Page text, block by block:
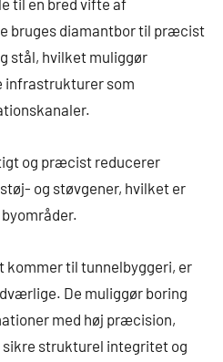
til en bred vifte af
bruges diamantbor til præcist
stål, hvilket muliggør
infrastrukturer som
og præcist reducerer
og støvgener, hvilket er
kommer til tunnelbyggeri, er
De muliggør boring
med høj præcision,
strukturel integritet og